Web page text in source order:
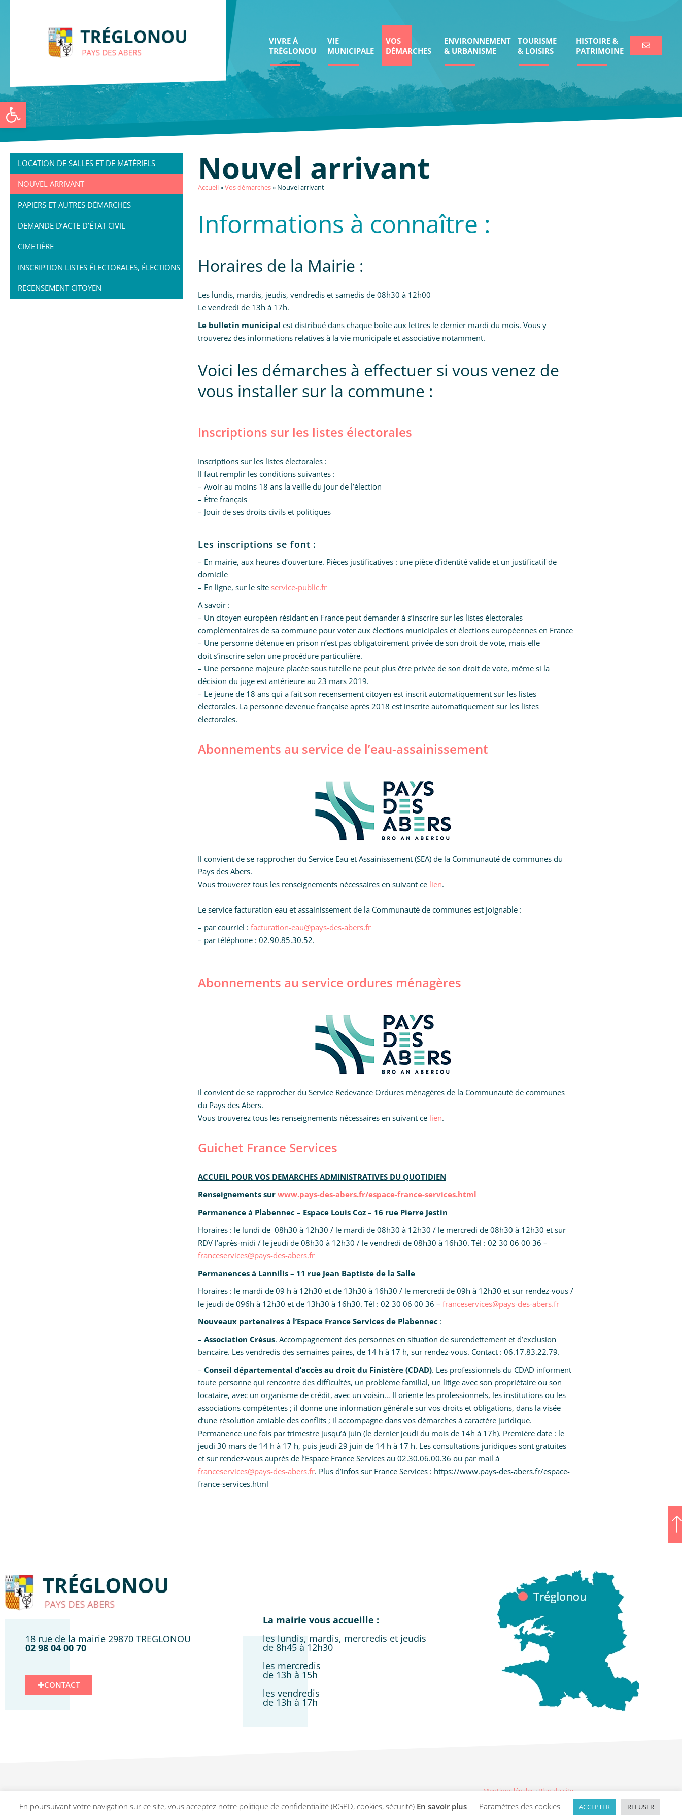
Ouvrir la barre d’outils
VIVRE À
TRÉGLONOU
VIE
MUNICIPALE
VOS
DÉMARCHES
ENVIRONNEMENT
& URBANISME
TOURISME
& LOISIRS
HISTOIRE &
PATRIMOINE
LOCATION DE SALLES ET DE MATÉRIELS
NOUVEL ARRIVANT
PAPIERS ET AUTRES DÉMARCHES
DEMANDE D’ACTE D’ÉTAT CIVIL
CIMETIÈRE
INSCRIPTION LISTES ÉLECTORALES, ÉLECTIONS
RECENSEMENT CITOYEN
Nouvel arrivant
Accueil»Vos démarches» Nouvel arrivant
Informations à connaître :
Horaires de la Mairie :
Les lundis, mardis, jeudis, vendredis et samedis de 08h30 à 12h00
Le vendredi de 13h à 17h.
Le bulletin municipal est distribué dans chaque boîte aux lettres le dernier mardi du mois. Vous y
trouverez des informations relatives à la vie municipale et associative notamment.
Voici les démarches à effectuer si vous venez de
vous installer sur la commune :
Inscriptions sur les listes électorales
Inscriptions sur les listes électorales :
Il faut remplir les conditions suivantes :
– Avoir au moins 18 ans la veille du jour de l’élection
– Être français
– Jouir de ses droits civils et politiques
Les inscriptions se font :
– En mairie, aux heures d’ouverture. Pièces justificatives : une pièce d’identité valide et un justificatif de
domicile
– En ligne, sur le site service-public.fr
A savoir :
– Un citoyen européen résidant en France peut demander à s’inscrire sur les listes électorales
complémentaires de sa commune pour voter aux élections municipales et élections européennes en France
– Une personne détenue en prison n’est pas obligatoirement privée de son droit de vote, mais elle
doit s’inscrire selon une procédure particulière.
– Une personne majeure placée sous tutelle ne peut plus être privée de son droit de vote, même si la
décision du juge est antérieure au 23 mars 2019.
– Le jeune de 18 ans qui a fait son recensement citoyen est inscrit automatiquement sur les listes
électorales. La personne devenue française après 2018 est inscrite automatiquement sur les listes
électorales.
Abonnements au service de l’eau-assainissement
Il convient de se rapprocher du Service Eau et Assainissement (SEA) de la Communauté de communes du
Pays des Abers.
Vous trouverez tous les renseignements nécessaires en suivant ce lien.
Le service facturation eau et assainissement de la Communauté de communes est joignable :
– par courriel : facturation-eau@pays-des-abers.fr
– par téléphone : 02.90.85.30.52.
Abonnements au service ordures ménagères
Il convient de se rapprocher du Service Redevance Ordures ménagères de la Communauté de communes
du Pays des Abers.
Vous trouverez tous les renseignements nécessaires en suivant ce lien.
Guichet France Services
ACCUEIL POUR VOS DEMARCHES ADMINISTRATIVES DU QUOTIDIEN
Renseignements sur www.pays-des-abers.fr/espace-france-services.html
Permanence à Plabennec – Espace Louis Coz – 16 rue Pierre Jestin
Horaires : le lundi de 08h30 à 12h30 / le mardi de 08h30 à 12h30 / le mercredi de 08h30 à 12h30 et sur
RDV l’après-midi / le jeudi de 08h30 à 12h30 / le vendredi de 08h30 à 16h30. Tél : 02 30 06 00 36 –
franceservices@pays-des-abers.fr
Permanences à Lannilis – 11 rue Jean Baptiste de la Salle
Horaires : le mardi de 09 h à 12h30 et de 13h30 à 16h30 / le mercredi de 09h à 12h30 et sur rendez-vous /
le jeudi de 096h à 12h30 et de 13h30 à 16h30. Tél : 02 30 06 00 36 – franceservices@pays-des-abers.fr
Nouveaux partenaires à l’Espace France Services de Plabennec :
– Association Crésus. Accompagnement des personnes en situation de surendettement et d’exclusion
bancaire. Les vendredis des semaines paires, de 14 h à 17 h, sur rendez-vous. Contact : 06.17.83.22.79.
– Conseil départemental d’accès au droit du Finistère (CDAD). Les professionnels du CDAD informent
toute personne qui rencontre des difficultés, un problème familial, un litige avec son propriétaire ou son
locataire, avec un organisme de crédit, avec un voisin… Il oriente les professionnels, les institutions ou les
associations compétentes ; il donne une information générale sur vos droits et obligations, dans la visée
d’une résolution amiable des conflits ; il accompagne dans vos démarches à caractère juridique.
Permanence une fois par trimestre jusqu’à juin (le dernier jeudi du mois de 14h à 17h). Première date : le
jeudi 30 mars de 14 h à 17 h, puis jeudi 29 juin de 14 h à 17 h. Les consultations juridiques sont gratuites
et sur rendez-vous auprès de l’Espace France Services au 02.30.06.00.36 ou par mail à
franceservices@pays-des-abers.fr. Plus d’infos sur France Services : https://www.pays-des-abers.fr/espace-
france-services.html
18 rue de la mairie 29870 TREGLONOU
02 98 04 00 70
CONTACT
La mairie vous accueille :
les lundis, mardis, mercredis et jeudis
de 8h45 à 12h30
les mercredis
de 13h à 15h
les vendredis
de 13h à 17h
Mentions légales · Plan du site
Site réalisé par
Abergraphique
En poursuivant votre navigation sur ce site, vous acceptez notre politique de confidentialité (RGPD, cookies, sécurité) En savoir plus Paramètres des cookies ACCEPTER REFUSER